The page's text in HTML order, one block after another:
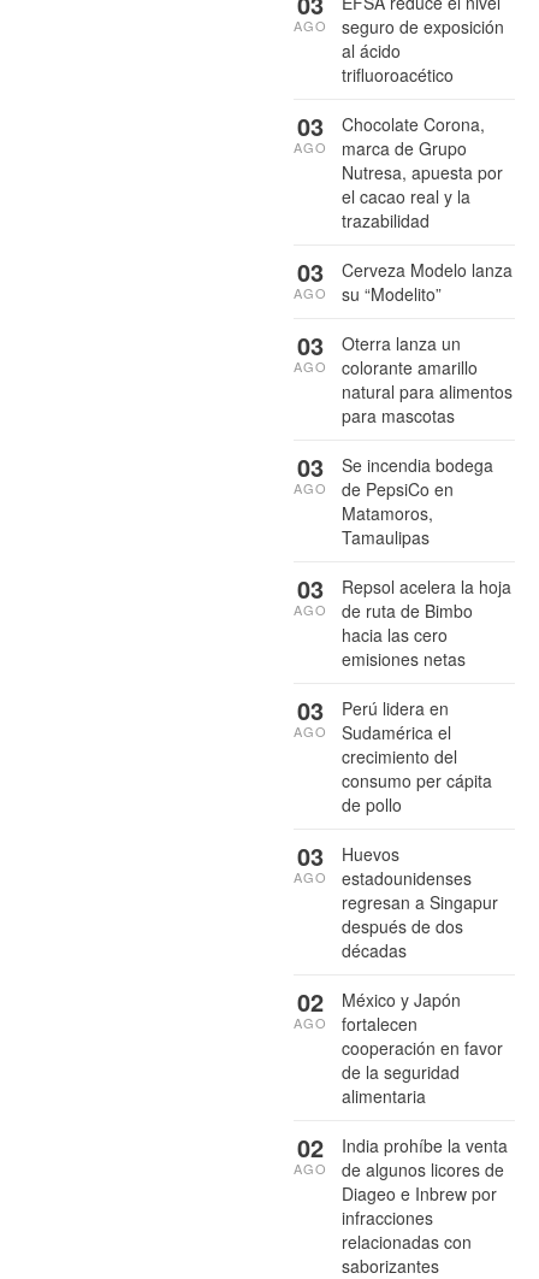
seguro de exposición
al ácido
trifluoroacético
AGO
Chocolate Corona,
marca de Grupo
Nutresa, apuesta por
el cacao real y la
trazabilidad
03
AGO
Cerveza Modelo lanza
su “Modelito”
03
AGO
Oterra lanza un
colorante amarillo
natural para alimentos
para mascotas
03
AGO
Se incendia bodega
de PepsiCo en
Matamoros,
Tamaulipas
03
AGO
Repsol acelera la hoja
de ruta de Bimbo
hacia las cero
emisiones netas
03
AGO
Perú lidera en
Sudamérica el
crecimiento del
consumo per cápita
de pollo
03
AGO
Huevos
estadounidenses
regresan a Singapur
después de dos
décadas
03
AGO
México y Japón
fortalecen
cooperación en favor
de la seguridad
alimentaria
02
AGO
India prohíbe la venta
de algunos licores de
Diageo e Inbrew por
infracciones
relacionadas con
saborizantes
02
AGO